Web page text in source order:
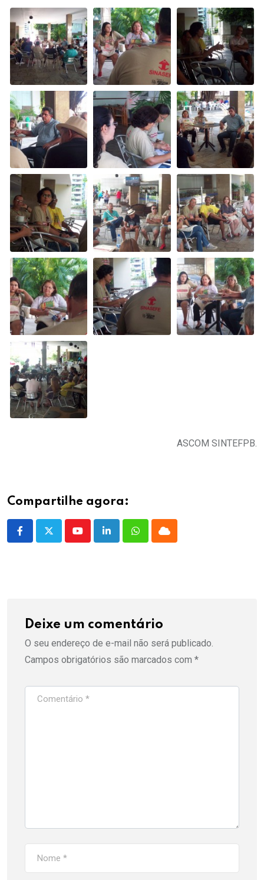
ASCOM SINTEFPB.
Compartilhe agora:
YoutubeLinkedInWhatsappCloud
Deixe um comentário
O seu endereço de e-mail não será publicado.
Campos obrigatórios são marcados com *